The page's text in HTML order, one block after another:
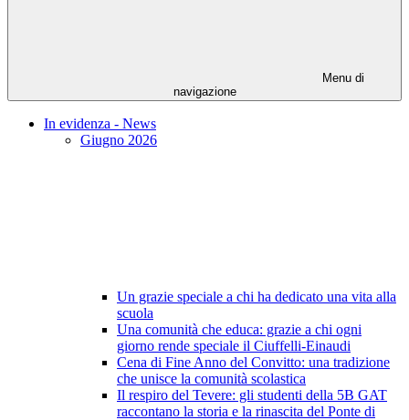
Menu di
navigazione
In evidenza - News
Giugno 2026
Un grazie speciale a chi ha dedicato una vita alla
scuola
Una comunità che educa: grazie a chi ogni
giorno rende speciale il Ciuffelli-Einaudi
Cena di Fine Anno del Convitto: una tradizione
che unisce la comunità scolastica
Il respiro del Tevere: gli studenti della 5B GAT
raccontano la storia e la rinascita del Ponte di